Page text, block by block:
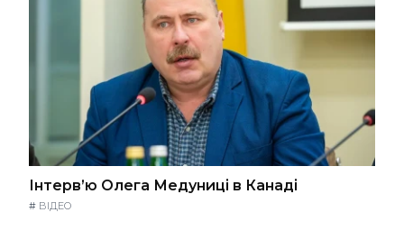
Інтерв’ю Олега Медуниці в Канаді
# ВІДЕО